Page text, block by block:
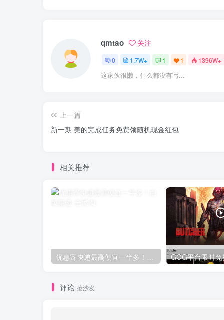
qmtao 关注
0 1.7W+ 1 1 1396W+
这家伙很懒，什么都没有写...
上一篇
新一期 美的完成任务免费领随机现金红包
相关推荐
优惠寄快递最高便宜一半多！白鸽惠递
评论 抢沙发